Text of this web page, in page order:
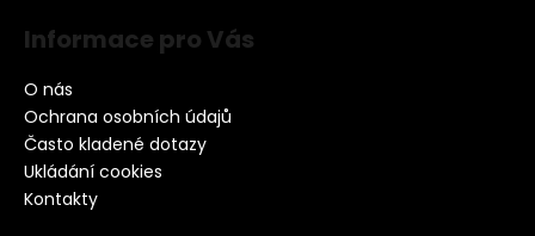
Informace pro Vás
O nás
Ochrana osobních údajů
Často kladené dotazy
Ukládání cookies
Kontakty